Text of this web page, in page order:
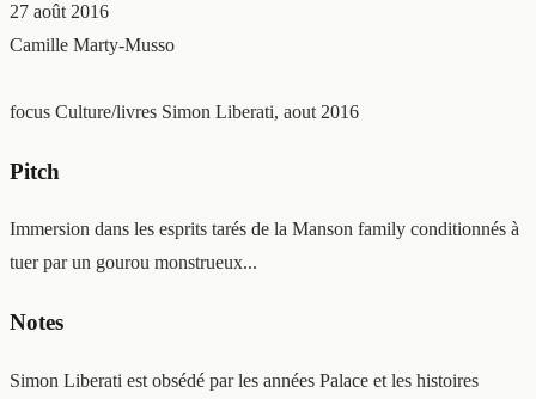
27 août 2016
Camille Marty-Musso
focus Culture/livres Simon Liberati, aout 2016
Pitch
Immersion dans les esprits tarés de la Manson family conditionnés à
tuer par un gourou monstrueux...
Notes
Simon Liberati est obsédé par les années Palace et les histoires